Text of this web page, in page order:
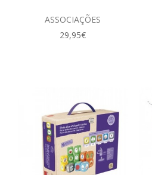
ASSOCIAÇÕES
29,95€